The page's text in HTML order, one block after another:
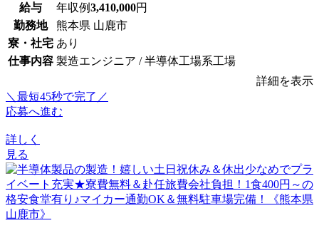
給与 年収例3,410,000円
勤務地
熊本県 山鹿市
寮・社宅 あり
仕事内容 製造エンジニア / 半導体工場系工場
詳細を表示
＼最短45秒で完了／
応募へ進む
詳しく
見る